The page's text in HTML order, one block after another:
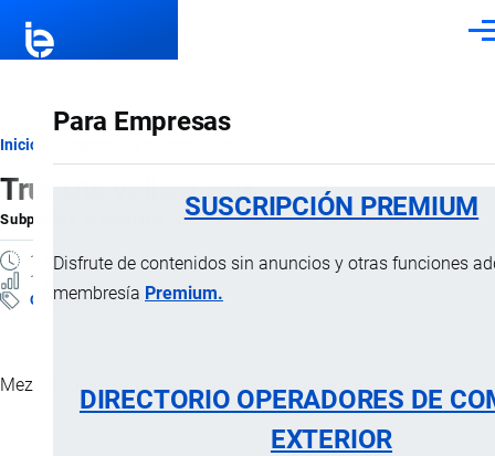
Para Empresas
SUSCRIPCIÓN PREMIUM
Disfrute de contenidos sin anuncios y otras funciones
membresía Premium.
DIRECTORIO OPERADORES DE
EXTERIOR
Ruta
de
navegación
Inicio
Trunuts yellow mix
Subpartida Arancelaria porImportaciones …, 17 Junio, 2025
1 MINUTO
1 VISTAS
Clasificación Arancelaria
Mezclas de maíz cancha chulpi, maíz mote y maní tostado.